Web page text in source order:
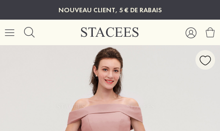
NOUVEAU CLIENT, 5 € DE RABAIS